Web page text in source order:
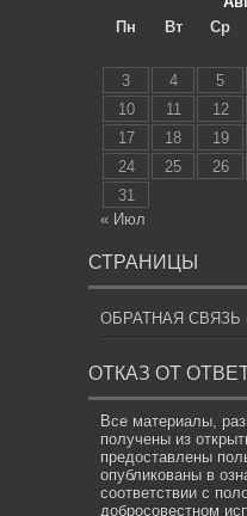
Пн
Вт Ср
3
4 5
10
11 12
17
18 19
24
25 26
31
« Июл
СТРАНИЦЫ
ОБРАТНАЯ СВЯЗЬ
ОТКАЗ ОТ
Все материалы,
получены из
предоставлены
опубликованы в
соответствии с
добросовестном